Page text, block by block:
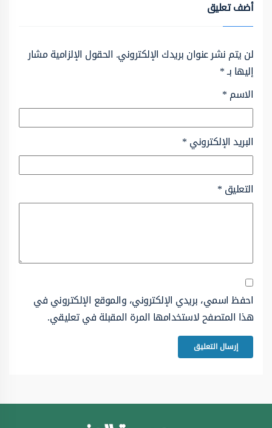
أضف تعليق
لن يتم نشر عنوان بريدك الإلكتروني. الحقول الإلزامية مشار
إليها بـ*
الاسم*
البريد الإلكتروني*
التعليق*
احفظ اسمي، بريدي الإلكتروني، والموقع الإلكتروني في
هذا المتصفح لاستخدامها المرة المقبلة في تعليقي.